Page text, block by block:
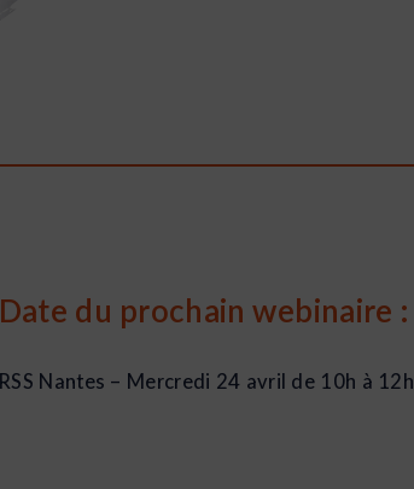
Date du prochain webinaire :
IRSS Nantes – Mercredi 24 avril de 10h à 12h